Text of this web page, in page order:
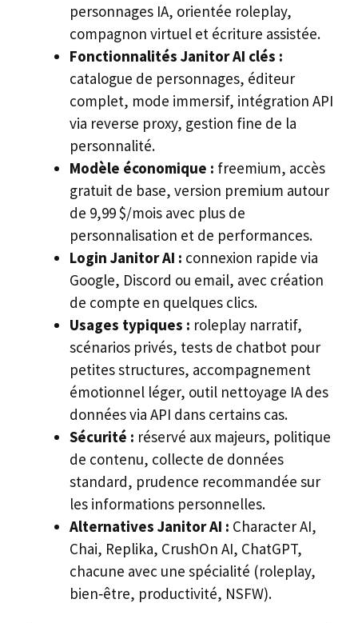
personnages IA, orientée roleplay,
compagnon virtuel et écriture assistée.
Fonctionnalités Janitor AI clés :
catalogue de personnages, éditeur
complet, mode immersif, intégration API
via reverse proxy, gestion fine de la
personnalité.
Modèle économique : freemium, accès
gratuit de base, version premium autour
de 9,99 $/mois avec plus de
personnalisation et de performances.
Login Janitor AI : connexion rapide via
Google, Discord ou email, avec création
de compte en quelques clics.
Usages typiques : roleplay narratif,
scénarios privés, tests de chatbot pour
petites structures, accompagnement
émotionnel léger, outil nettoyage IA des
données via API dans certains cas.
Sécurité : réservé aux majeurs, politique
de contenu, collecte de données
standard, prudence recommandée sur
les informations personnelles.
Alternatives Janitor AI : Character AI,
Chai, Replika, CrushOn AI, ChatGPT,
chacune avec une spécialité (roleplay,
bien‑être, productivité, NSFW).